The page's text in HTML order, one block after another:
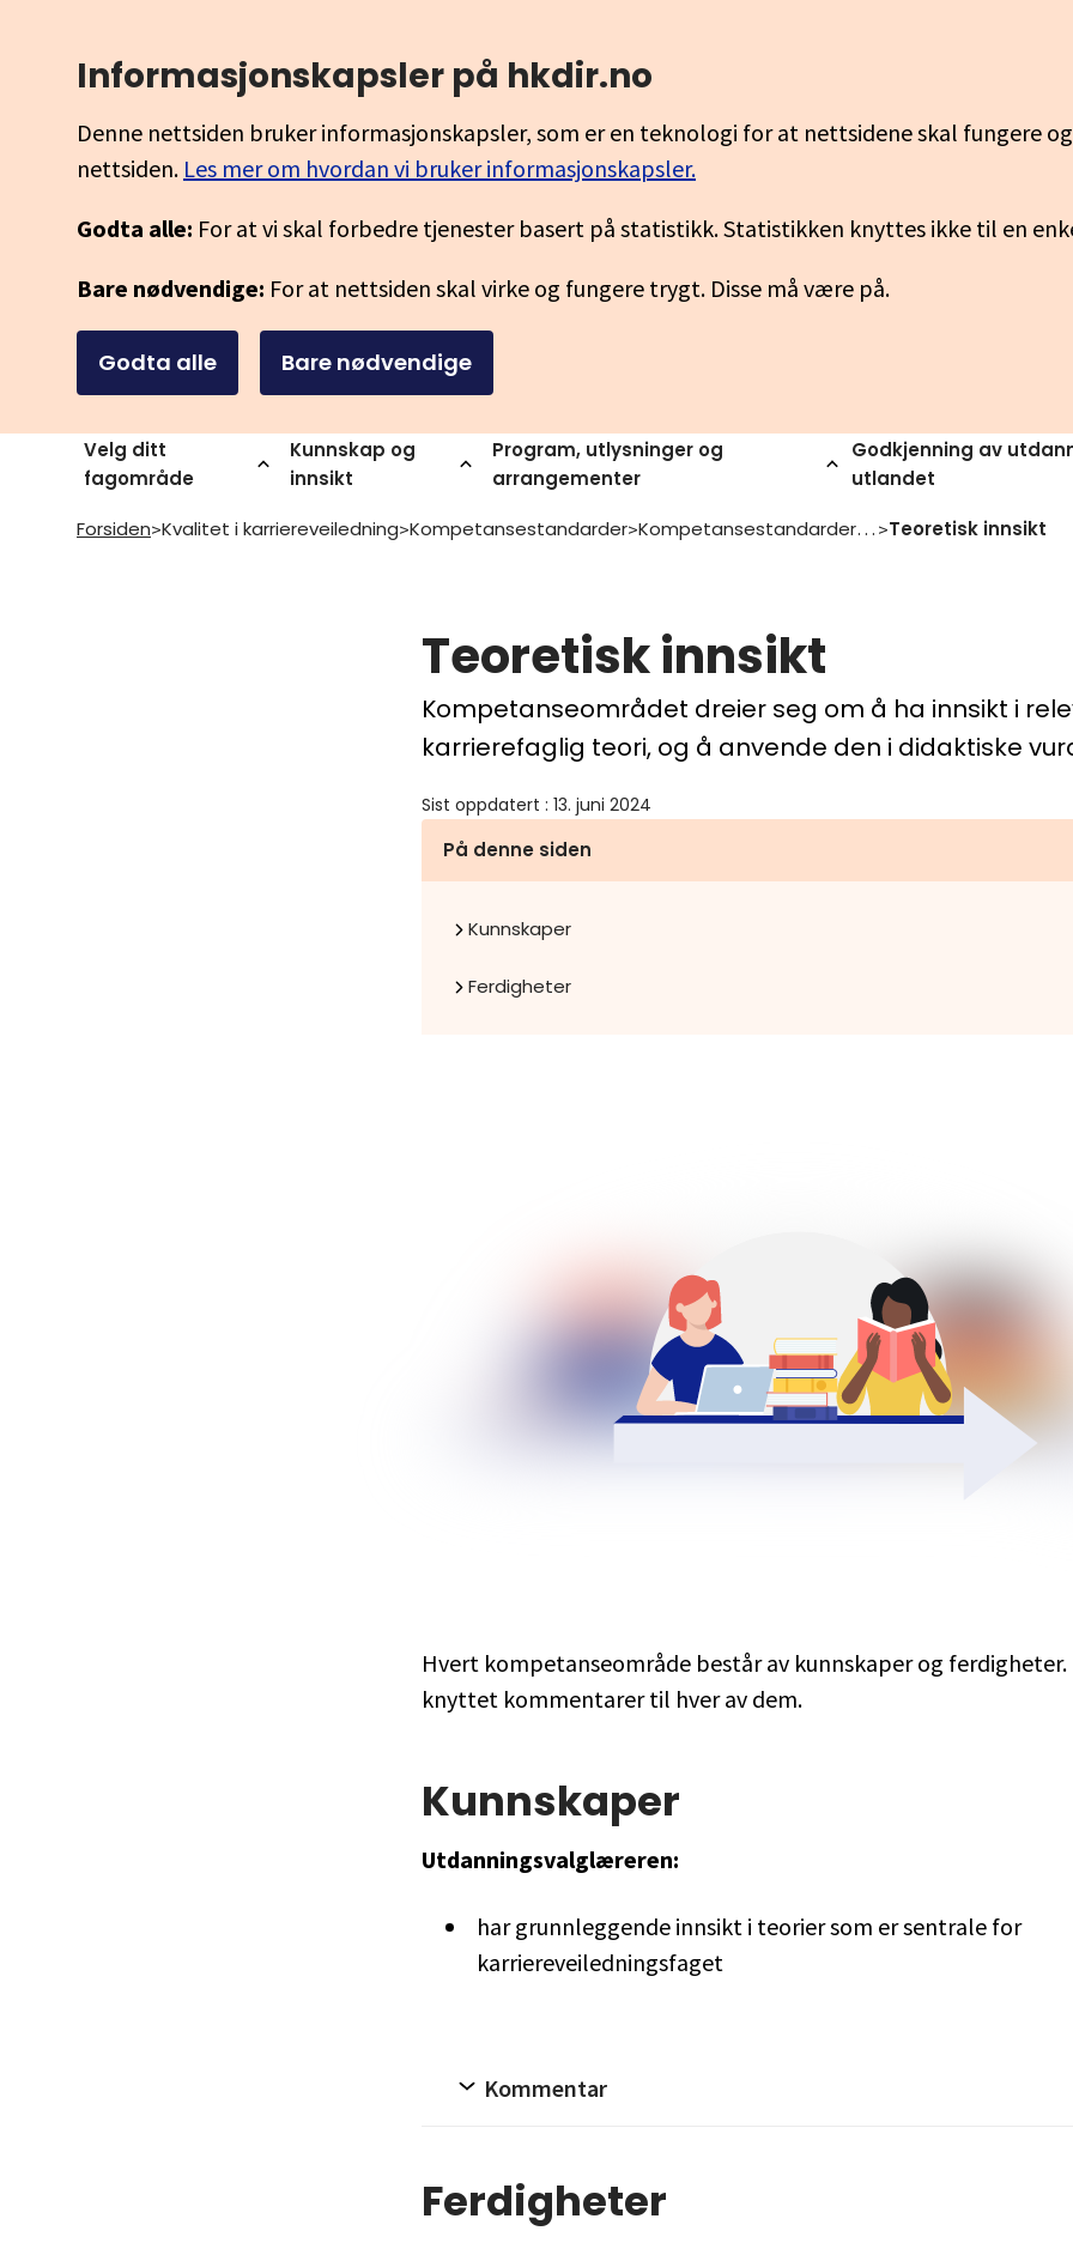
Informasjonskapsler på hkdir.no
Denne nettsiden bruker informasjonskapsler, som er en teknologi for at nettsidene skal fungere
nettsiden. Les mer om hvordan vi bruker informasjonskapsler.
Godta alle: For at vi skal forbedre tjenester basert på statistikk. Statistikken knyttes ikke til en
Bare nødvendige: For at nettsiden skal virke og fungere trygt. Disse må være på.
Godta alle Bare nødvendige
Velg ditt
fagområde
Kunnskap og
innsikt
Program, utlysninger og
arrangementer
Godkjenning av
utlandet
Forsiden>Kvalitet i karriereveiledning>Kompetansestandarder> Kompetansestandarder for karriereveiledning i skolen >Teoretisk innsikt
Teoretisk innsikt
Kompetanseområdet dreier seg om å ha innsikt i
karrierefaglig teori, og å anvende den i didaktiske
Sist oppdatert : 13. juni 2024
På denne siden
Kunnskaper
Ferdigheter
Hvert kompetanseområde består av kunnskaper og ferdigheter.
knyttet kommentarer til hver av dem.
Kunnskaper
Utdanningsvalglæreren:
har grunnleggende innsikt i teorier som er sentrale for
karriereveiledningsfaget
Kommentar
Ferdigheter